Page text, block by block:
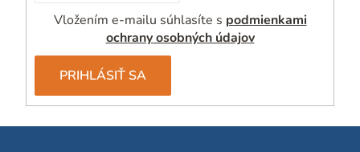
Vložením e-mailu súhlasíte s podmienkami
ochrany osobných údajov
PRIHLÁSIŤ SA